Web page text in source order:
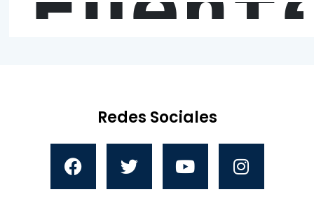
Redes Sociales